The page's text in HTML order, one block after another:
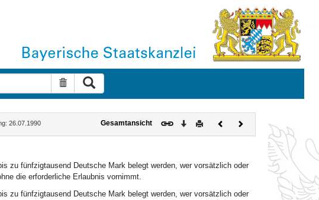
Suche zurücksetzen
26.07.1990 Gesamtansicht Download
DruckenVorherigesNächstes
Dokument
zu fünfzigtausend Deutsche Mark belegt werden, wer vorsätzlich oder
die erforderliche Erlaubnis vornimmt.
zu fünfzigtausend Deutsche Mark belegt werden, wer vorsätzlich oder